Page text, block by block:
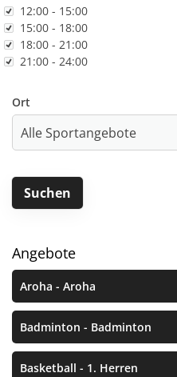
12:00 - 15:00
15:00 - 18:00
18:00 - 21:00
21:00 - 24:00
Ort
Angebote
Aroha - Aroha
Badminton - Badminton
Basketball - 1. Herren